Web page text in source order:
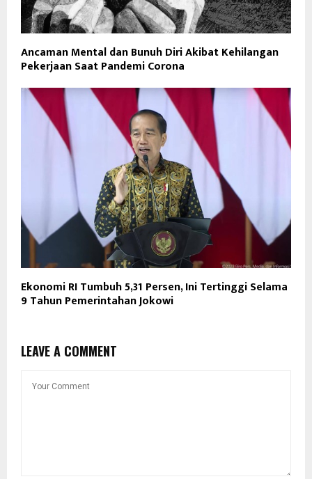
Ancaman Mental dan Bunuh Diri Akibat Kehilangan
Pekerjaan Saat Pandemi Corona
Ekonomi RI Tumbuh 5,31 Persen, Ini Tertinggi Selama
9 Tahun Pemerintahan Jokowi
LEAVE A COMMENT